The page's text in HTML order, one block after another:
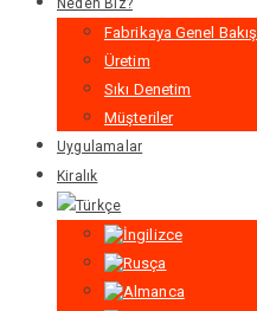
Neden Biz?
Fabrikaya Genel Bakış
Üretim
Sıkı Denetim
Müşteriler
Uygulamalar
Kiralık